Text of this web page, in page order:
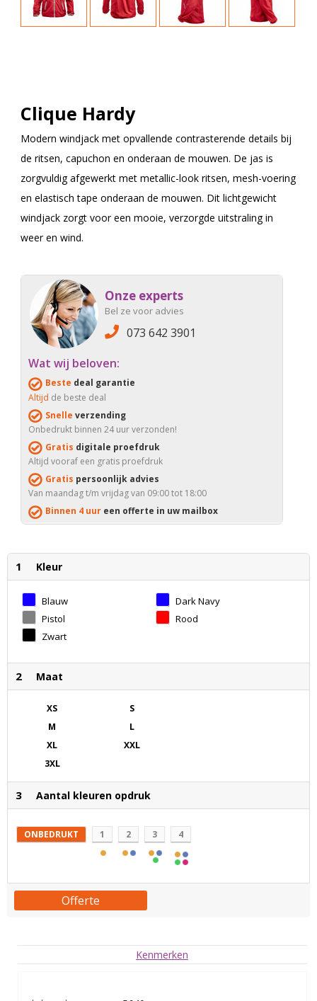
Clique Hardy
Modern windjack met opvallende contrasterende details bij
de ritsen, capuchon en onderaan de mouwen. De jas is
zorgvuldig afgewerkt met metallic-look ritsen, mesh-voering
en elastisch tape onderaan de mouwen. Dit lichtgewicht
windjack zorgt voor een mooie, verzorgde uitstraling in
weer en wind.
Onze experts
Bel ze voor advies
073 642 3901
Wat wij beloven:
Beste deal garantie
Altijd de beste deal
Snelle verzending
Onbedrukt binnen 24 uur verzonden!
Gratis digitale proefdruk
Altijd vooraf een gratis proefdruk
Gratis persoonlijk advies
Van maandag t/m vrijdag van 09:00 tot 18:00
Binnen 4 uur een offerte in uw mailbox
1 Kleur
Blauw
Dark Navy
Pistol
Rood
Zwart
2 Maat
XS
S
M
L
XL
XXL
3XL
3 Aantal kleuren opdruk
ONBEDRUKT 1 2 3 4
Offerte
Kenmerken